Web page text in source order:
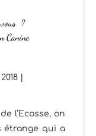
?
Canine
l’Ecosse, on
étrange qui a